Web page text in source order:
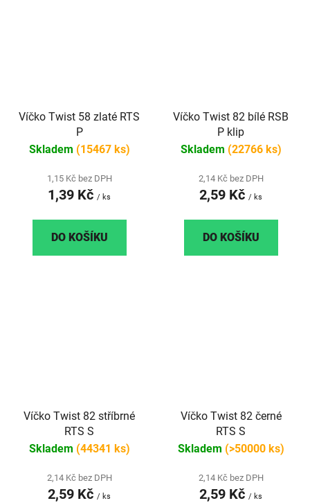
Víčko Twist 58 zlaté RTS
P
Skladem (15467 ks)
1,15 Kč bez DPH
1,39 Kč / ks
DO KOŠÍKU
Víčko Twist 82 bílé RSB
P klip
Skladem (22766 ks)
2,14 Kč bez DPH
2,59 Kč / ks
DO KOŠÍKU
Víčko Twist 82 stříbrné
RTS S
Skladem (44341 ks)
2,14 Kč bez DPH
2,59 Kč / ks
Víčko Twist 82 černé
RTS S
Skladem (>50000 ks)
2,14 Kč bez DPH
2,59 Kč / ks